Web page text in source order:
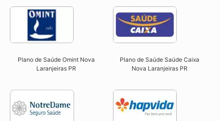
Plano de Saúde Omint Nova
Laranjeiras PR​
Plano de Saúde Saúde Caixa
Nova Laranjeiras PR​